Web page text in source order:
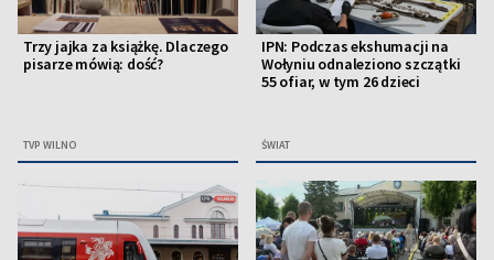
Trzy jajka za książkę. Dlaczego
pisarze mówią: dość?
TVP WILNO
IPN: Podczas ekshumacji na
Wołyniu odnaleziono szczątki
55 ofiar, w tym 26 dzieci
ŚWIAT